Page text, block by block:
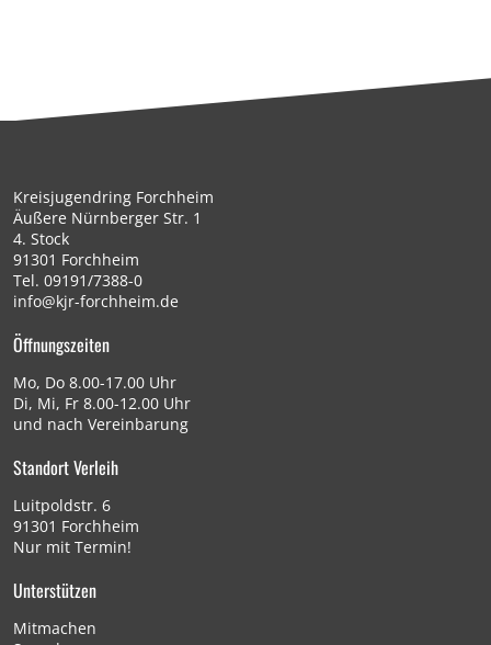
Kreisjugendring Forchheim
Äußere Nürnberger Str. 1
4. Stock
91301 Forchheim
Tel. 09191/7388-0
info@kjr-forchheim.de
Öffnungszeiten
Mo, Do 8.00-17.00 Uhr
Di, Mi, Fr 8.00-12.00 Uhr
und nach Vereinbarung
Standort Verleih
Luitpoldstr. 6
91301 Forchheim
Nur mit Termin!
Unterstützen
Mitmachen